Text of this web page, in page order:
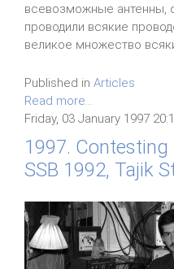
всевозможные антенны,
проводили всякие
великое множество
Published in Articles
Read more...
Friday, 03 January 1997
1997. Contesting
SSB 1992, Tajik